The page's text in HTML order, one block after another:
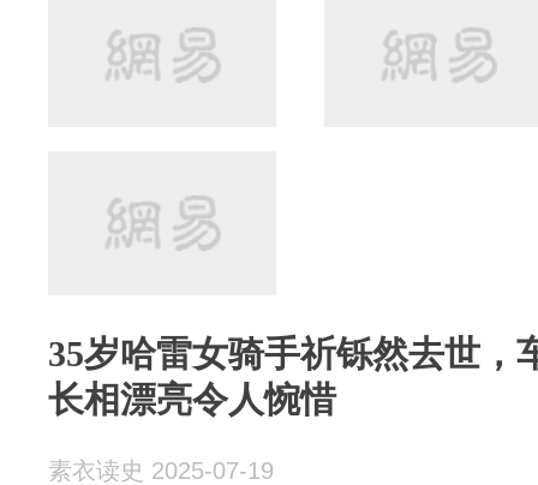
35岁哈雷女骑手祈铄然去世，
长相漂亮令人惋惜
素衣读史 2025-07-19